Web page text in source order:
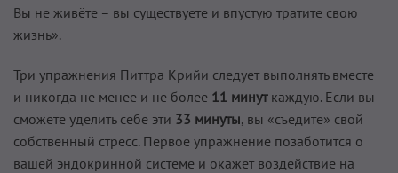
Вы не живёте – вы существуете и впустую тратите свою
жизнь».
Три упражнения Питтра Крийи следует выполнять вместе
и никогда не менее и не более 11 минуткаждую. Если вы
сможете уделить себе эти 33 минуты, вы «съедите» свой
собственный стресс. Первое упражнение позаботится о
вашей эндокринной системе и окажет воздействие на